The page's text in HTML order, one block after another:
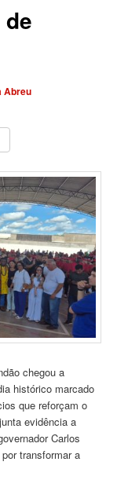
Abreu
chegou a
histórico marcado
que reforçam o
evidência a
Carlos
transformar a